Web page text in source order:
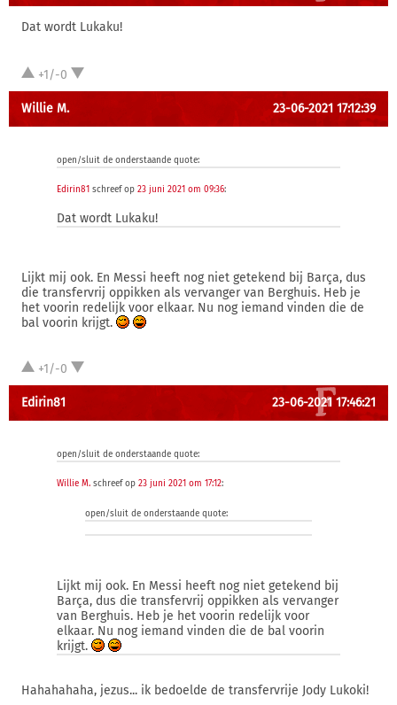
Dat wordt Lukaku!
+1/-0
Willie M. 23-06-2021 17:12:39
open/sluit de onderstaande quote:
Edirin81 schreef op 23 juni 2021 om 09:36:
Dat wordt Lukaku!
Lijkt mij ook. En Messi heeft nog niet getekend bij Barça, dus
die transfervrij oppikken als vervanger van Berghuis. Heb je
het voorin redelijk voor elkaar. Nu nog iemand vinden die de
bal voorin krijgt.
+1/-0
Edirin81 23-06-2021 17:46:21
open/sluit de onderstaande quote:
Willie M. schreef op 23 juni 2021 om 17:12:
open/sluit de onderstaande quote:
Lijkt mij ook. En Messi heeft nog niet getekend bij
Barça, dus die transfervrij oppikken als vervanger
van Berghuis. Heb je het voorin redelijk voor
elkaar. Nu nog iemand vinden die de bal voorin
krijgt.
Hahahahaha, jezus... ik bedoelde de transfervrije Jody Lukoki!